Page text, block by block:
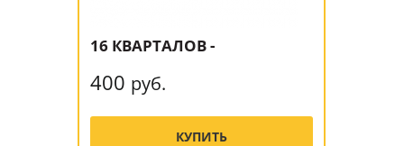
16 КВАРТАЛОВ -
400 руб.
КУПИТЬ